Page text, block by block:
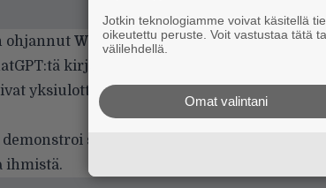
ohjannut Will McFaddenkommentoi
kirjoittaakseni musikaalin.
yksiulotteisia, dialogi kankeaa ja
siis käytännössä sen, miksi
ihmistä.
Jotkin teknologiamme voivat käsitellä
oikeutettu peruste. Voit vastustaa tätä
välilehdellä.
Omat valintani